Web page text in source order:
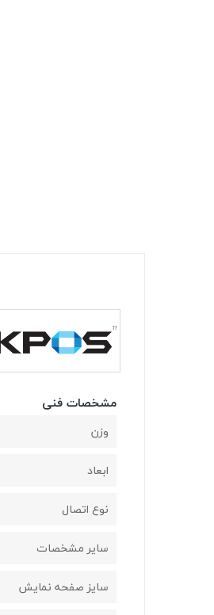
مشخصات فنی
وزن
ابعاد
نوع اتصال
ساير مشخصات
سایز صفحه نمایش